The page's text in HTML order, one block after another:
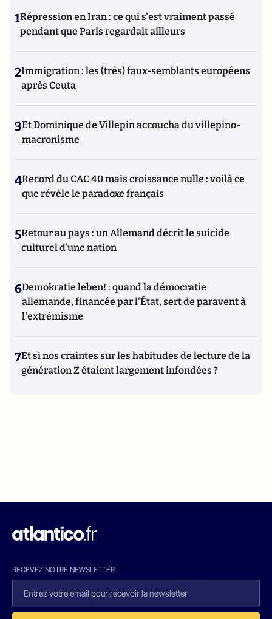
Après avoir travaillé trois ans au Figaro- Littéraire aux
côtés d’Angelo Rinaldi, de l’Académie Française(+) Annick
chaque mois pendant dix ans une chronique litt. pour le
mensuel "Service Littéraire". Annick Geille remet
depuis huit ans à Atlantico une chronique vouée à la
1Répression en Iran : ce qui s'est vraiment passé
pendant que Paris regardait ailleurs
2Immigration : les (très) faux-semblants européens
après Ceuta
3Et Dominique de Villepin accoucha du villepino-
macronisme
4Record du CAC 40 mais croissance nulle : voilà ce
que révèle le paradoxe français
5Retour au pays : un Allemand décrit le suicide
culturel d’une nation
6Demokratie leben! : quand la démocratie
allemande, financée par l'État, sert de paravent à
l'extrémisme
7Et si nos craintes sur les habitudes de lecture de la
génération Z étaient largement infondées ?
RECEVEZ NOTRE NEWSLETTER